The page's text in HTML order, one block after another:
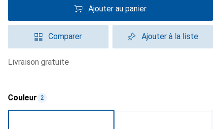
Ajouter au panier
Comparer Ajouter à la liste
livraison gratuite
Couleur 2